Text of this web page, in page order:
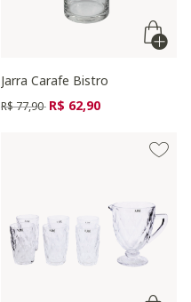
Jarra Carafe Bistro
Preço reduzido de
R$ 77,90 para
R$ 62,90